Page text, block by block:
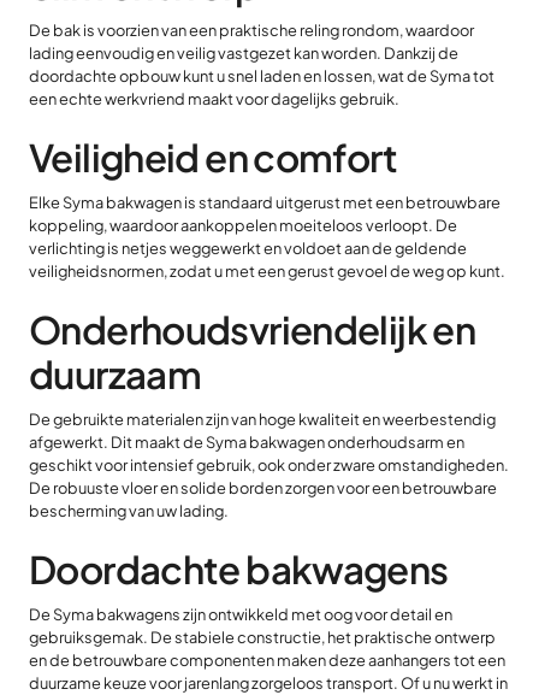
De bak is voorzien van een praktische reling rondom, waardoor
lading eenvoudig en veilig vastgezet kan worden. Dankzij de
doordachte opbouw kunt u snel laden en lossen, wat de Syma tot
een echte werkvriend maakt voor dagelijks gebruik.
Veiligheid en comfort
Elke Syma bakwagen is standaard uitgerust met een betrouwbare
koppeling, waardoor aankoppelen moeiteloos verloopt. De
verlichting is netjes weggewerkt en voldoet aan de geldende
veiligheidsnormen, zodat u met een gerust gevoel de weg op kunt.
Onderhoudsvriendelijk en
duurzaam
De gebruikte materialen zijn van hoge kwaliteit en weerbestendig
afgewerkt. Dit maakt de Syma bakwagen onderhoudsarm en
geschikt voor intensief gebruik, ook onder zware omstandigheden.
De robuuste vloer en solide borden zorgen voor een betrouwbare
bescherming van uw lading.
Doordachte bakwagens
De Syma bakwagens zijn ontwikkeld met oog voor detail en
gebruiksgemak. De stabiele constructie, het praktische ontwerp
en de betrouwbare componenten maken deze aanhangers tot een
duurzame keuze voor jarenlang zorgeloos transport. Of u nu werkt in